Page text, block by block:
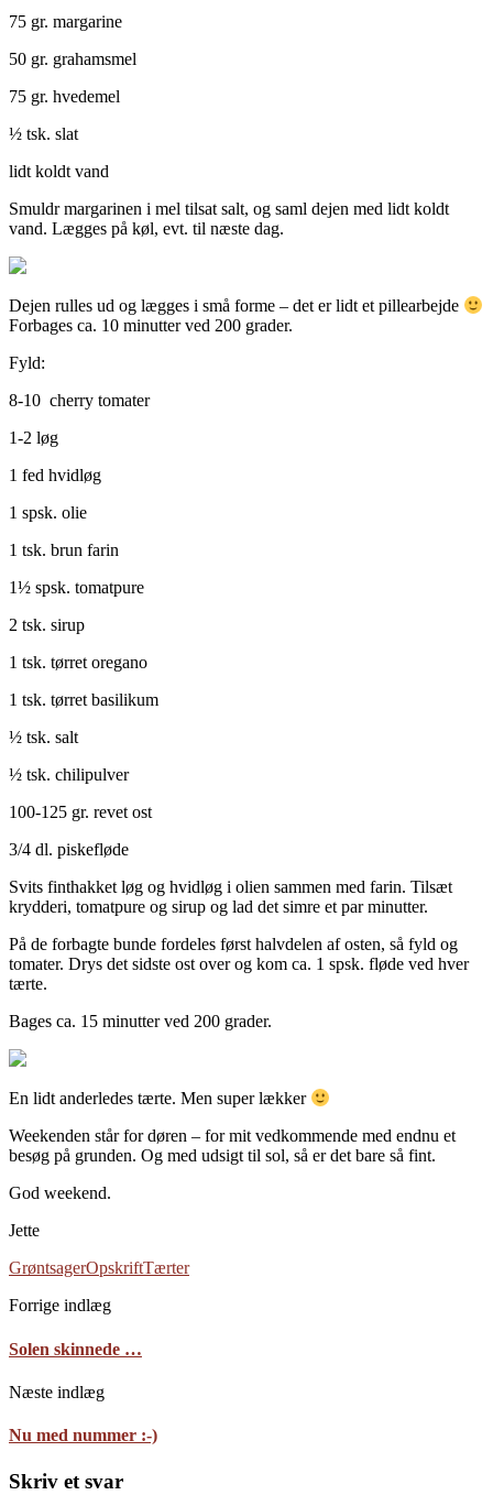
75 gr. margarine
50 gr. grahamsmel
75 gr. hvedemel
½ tsk. slat
lidt koldt vand
Smuldr margarinen i mel tilsat salt, og saml dejen med lidt koldt
vand. Lægges på køl, evt. til næste dag.
Dejen rulles ud og lægges i små forme – det er lidt et pillearbejde
Forbages ca. 10 minutter ved 200 grader.
Fyld:
8-10 cherry tomater
1-2 løg
1 fed hvidløg
1 spsk. olie
1 tsk. brun farin
1½ spsk. tomatpure
2 tsk. sirup
1 tsk. tørret oregano
1 tsk. tørret basilikum
½ tsk. salt
½ tsk. chilipulver
100-125 gr. revet ost
3/4 dl. piskefløde
Svits finthakket løg og hvidløg i olien sammen med farin. Tilsæt
krydderi, tomatpure og sirup og lad det simre et par minutter.
På de forbagte bunde fordeles først halvdelen af osten, så fyld og
tomater. Drys det sidste ost over og kom ca. 1 spsk. fløde ved hver
tærte.
Bages ca. 15 minutter ved 200 grader.
En lidt anderledes tærte. Men super lækker
Weekenden står for døren – for mit vedkommende med endnu et
besøg på grunden. Og med udsigt til sol, så er det bare så fint.
God weekend.
Jette
GrøntsagerOpskriftTærter
Forrige indlæg
Solen skinnede …
Næste indlæg
Nu med nummer :-)
Skriv et svar